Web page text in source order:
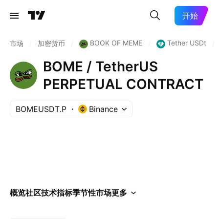
开始
市场 加密货币 BOOK OF MEME Tether USDt
BOME / TetherUS
PERPETUAL CONTRACT
BOMEUSDT.P Binance
概览社区技术指标季节性市场更多